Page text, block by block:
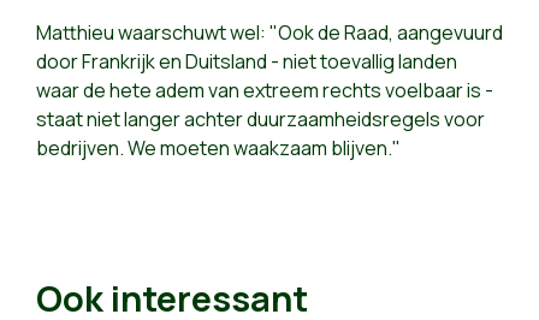
Matthieu waarschuwt wel: "Ook de Raad, aangevuurd
door Frankrijk en Duitsland - niet toevallig landen
waar de hete adem van extreem rechts voelbaar is -
staat niet langer achter duurzaamheidsregels voor
bedrijven. We moeten waakzaam blijven."
Ook interessant